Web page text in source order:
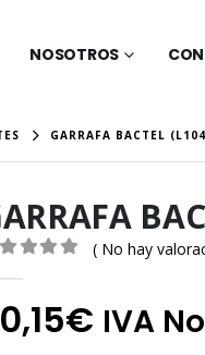
NOSOTROS
GARRAFA BACTEL
( No hay
€ IVA